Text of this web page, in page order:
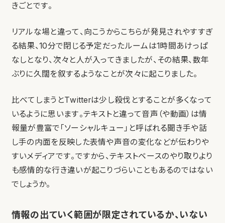
きごとです。
リアルな場と違って、向こうからこちらが発見されやすすぎ
る結果、10分で閉じる予定だったルームは1時間あけっぱ
なしとなり、次々と人が入ってきましたが、その結果、数年
ぶりに久闊を叙するようなことが次々に起こりました。
比べてしまうとTwitterは少し殺伐とすることが多くなって
いるように思います。テキストと違って音声（や動画）は情
報量が豊富で「ソーシャルキュー」と呼ばれる聞き手や話
し手の内面を反映した表情や声音の変化などが伝わりや
すいメディアです。ですから、テキストベースのやり取りより
も感情的な行き違いが起こりづらいこともあるのではない
でしょうか。
情報の出ていく範囲が限定されているか、いない